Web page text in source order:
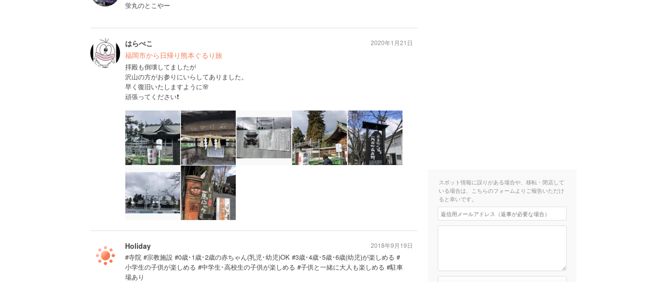
蛍丸のとこやー
はらぺこ
福岡市から日帰り熊本ぐるり旅
拝殿も倒壊してましたが
沢山の方がお参りにいらしてありました。
早く復旧いたしますように🌸
頑張ってください❗️
2020年1月21日
Holiday
#寺院 #宗教施設 #0歳･1歳･2歳の赤ちゃん(乳児･幼児)OK #3歳･4歳･5歳･6歳(幼児)が楽しめる #
小学生の子供が楽しめる #中学生･高校生の子供が楽しめる #子供と一緒に大人も楽しめる #駐車
場あり
2018年9月19日
スポット情報に誤りがある場合や、移転・閉店して
いる場合は、こちらのフォームよりご報告いただけ
ると幸いです。